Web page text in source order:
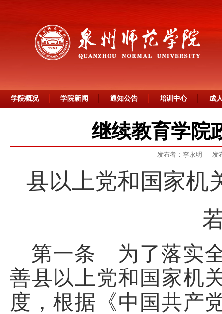
学院概况 学院新闻 通知公告 培训中心 成
继续教育学院
发布者：李永明 发
县以上党和国家机
第一条 为了落实
善县以上党和国家机
度，根据《中国共产